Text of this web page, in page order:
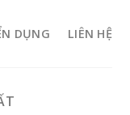
DỤNG LIÊN HỆ